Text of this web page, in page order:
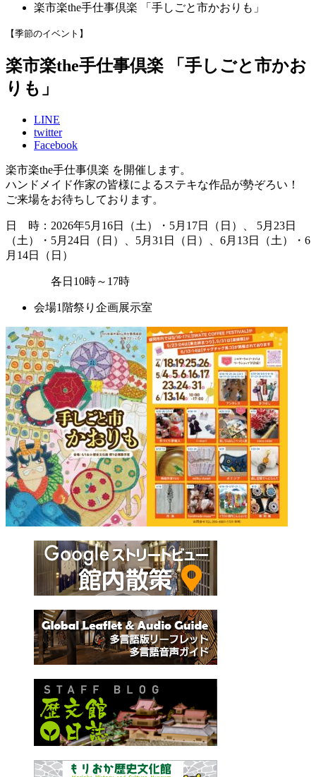
楽市楽the手仕事倶楽 「手しごと市かおりも」
【季節のイベント】
楽市楽the手仕事倶楽 「手しごと市かお
りも」
LINE
twitter
Facebook
楽市楽the手仕事倶楽 を開催します。
ハンドメイド作家の皆様によるステキな作品が勢ぞろい！
ご来場をお待ちしております。
日 時：2026年5月16日（土）・5月17日（日）、 5月23日
（土）・5月24日（日）、5月31日（日）、6月13日（土）・6
月14日（日）
各日10時～17時
会場1階祭り企画展示室